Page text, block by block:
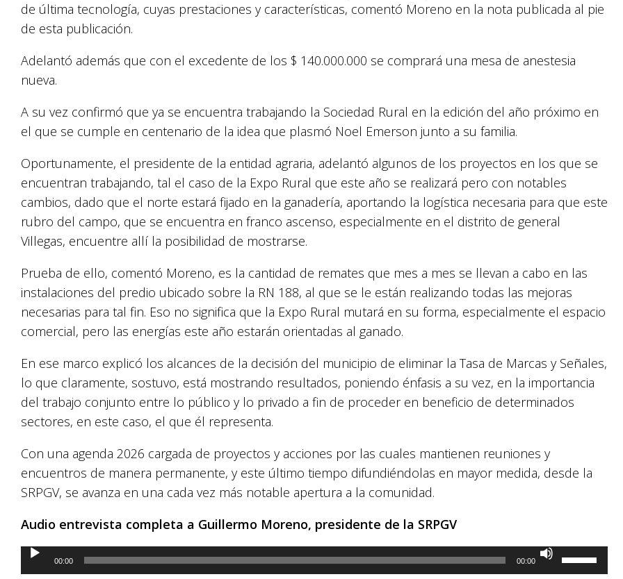
de última tecnología, cuyas prestaciones y características, comentó Moreno en la nota publicada al pie
de esta publicación.
Adelantó además que con el excedente de los $ 140.000.000 se comprará una mesa de anestesia
nueva.
A su vez confirmó que ya se encuentra trabajando la Sociedad Rural en la edición del año próximo en
el que se cumple en centenario de la idea que plasmó Noel Emerson junto a su familia.
Oportunamente, el presidente de la entidad agraria, adelantó algunos de los proyectos en los que se
encuentran trabajando, tal el caso de la Expo Rural que este año se realizará pero con notables
cambios, dado que el norte estará fijado en la ganadería, aportando la logística necesaria para que este
rubro del campo, que se encuentra en franco ascenso, especialmente en el distrito de general
Villegas, encuentre allí la posibilidad de mostrarse.
Prueba de ello, comentó Moreno, es la cantidad de remates que mes a mes se llevan a cabo en las
instalaciones del predio ubicado sobre la RN 188, al que se le están realizando todas las mejoras
necesarias para tal fin. Eso no significa que la Expo Rural mutará en su forma, especialmente el espacio
comercial, pero las energías este año estarán orientadas al ganado.
En ese marco explicó los alcances de la decisión del municipio de eliminar la Tasa de Marcas y Señales,
lo que claramente, sostuvo, está mostrando resultados, poniendo énfasis a su vez, en la importancia
del trabajo conjunto entre lo público y lo privado a fin de proceder en beneficio de determinados
sectores, en este caso, el que él representa.
Con una agenda 2026 cargada de proyectos y acciones por las cuales mantienen reuniones y
encuentros de manera permanente, y este último tiempo difundiéndolas en mayor medida, desde la
SRPGV, se avanza en una cada vez más notable apertura a la comunidad.
Audio entrevista completa a Guillermo Moreno, presidente de la SRPGV
Reproductor
de
00:00 00:00
Utiliza
las